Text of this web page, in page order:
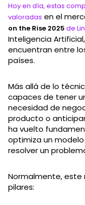
Hoy en día, estas
valoradas en el
on the Rise 2025 de
Inteligencia
encuentran entre
países.
Más allá de lo
capaces de tener
necesidad de
producto o
ha vuelto
optimiza un
resolver un
Normalmente, este
pilares: